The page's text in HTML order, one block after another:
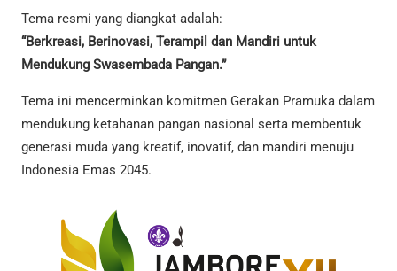
Tema resmi yang diangkat adalah:
“Berkreasi, Berinovasi, Terampil dan Mandiri untuk
Mendukung Swasembada Pangan.”
Tema ini mencerminkan komitmen Gerakan Pramuka dalam
mendukung ketahanan pangan nasional serta membentuk
generasi muda yang kreatif, inovatif, dan mandiri menuju
Indonesia Emas 2045.